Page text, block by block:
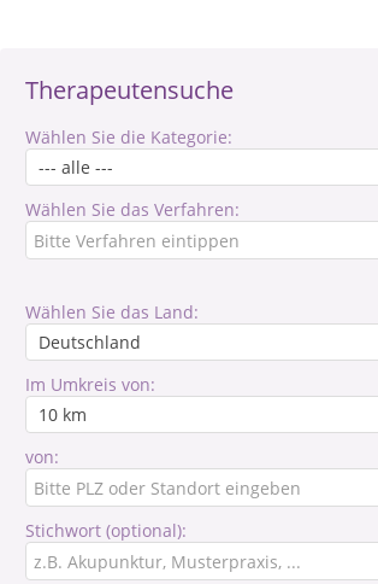
Therapeutensuche
Wählen Sie die Kategorie:
Wählen Sie das Verfahren:
Wählen Sie das Land:
Im Umkreis von:
von:
Stichwort (optional):